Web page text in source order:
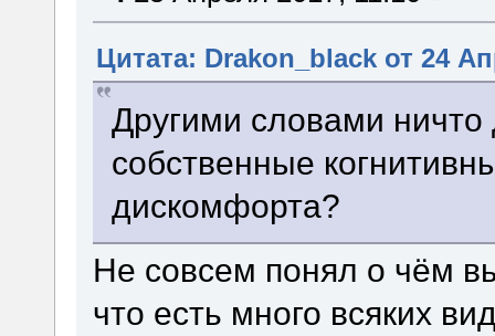
Цитата: Drakon_black от 24
Другими словами ничто
собственные
дискомфорта?
Не совсем понял о чём
что есть много всяких